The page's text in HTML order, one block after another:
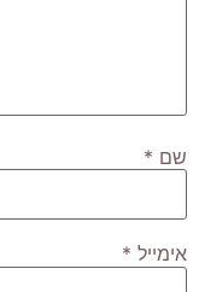
שם *
אימייל *